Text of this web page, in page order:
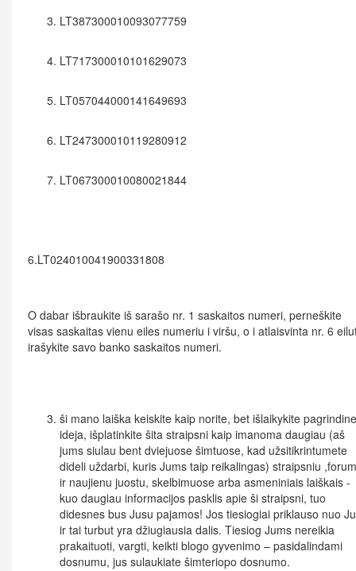
LT387300010093077759
LT717300010101629073
LT057044000141649693
LT247300010119280912
LT067300010080021844
6.LT024010041900331808
O dabar išbraukite iš sarašo nr. 1 saskaitos numeri, perneškite
visas saskaitas vienu eiles numeriu i viršu, o i atlaisvinta nr. 6
irašykite savo banko saskaitos numeri.
ši mano laiška keiskite kaip norite, bet išlaikykite pagrindine
ideja, išplatinkite šita straipsni kaip imanoma daugiau (aš
jums siulau bent dviejuose šimtuose, kad užsitikrintumete
dideli uždarbi, kuris Jums taip reikalingas) straipsniu
ir naujienu juostu, skelbimuose arba asmeniniais laiškais -
kuo daugiau informacijos pasklis apie ši straipsni, tuo
didesnes bus Jusu pajamos! Jos tiesiogiai priklauso nuo
ir tai turbut yra džiugiausia dalis. Tiesiog Jums nereikia
prakaituoti, vargti, keikti blogo gyvenimo – pasidalindami
dosnumu, jus sulaukiate šimteriopo dosnumo.